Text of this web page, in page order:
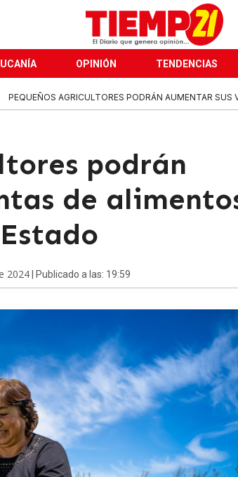
OPINIÓN TENDENCIAS
PEQUEÑOS AGRICULTORES PODRÁN AUMENTAR
podrán
de
2024 | Publicado a las: 19:59